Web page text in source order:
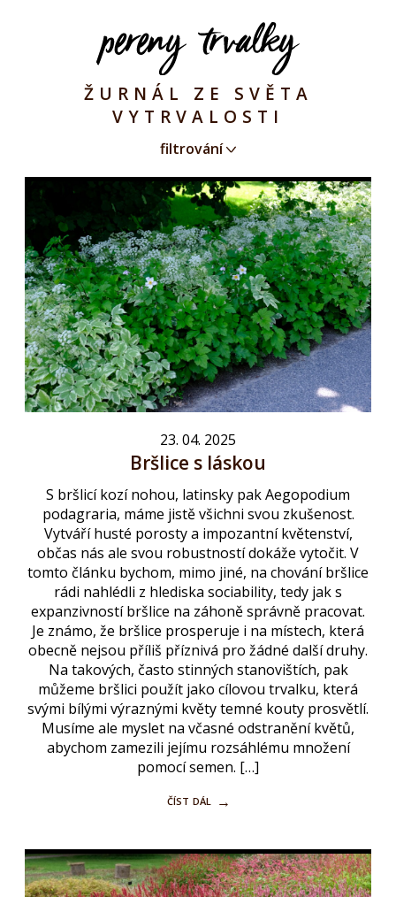
filtrování
ŽURNÁL ZE SVĚTA
VYTRVALOSTI
23. 04. 2025
Bršlice s láskou
S bršlicí kozí nohou, latinsky pak Aegopodium
podagraria, máme jistě všichni svou zkušenost.
Vytváří husté porosty a impozantní květenství,
občas nás ale svou robustností dokáže vytočit. V
tomto článku bychom, mimo jiné, na chování bršlice
rádi nahlédli z hlediska sociability, tedy jak s
expanzivností bršlice na záhoně správně pracovat.
Je známo, že bršlice prosperuje i na místech, která
obecně nejsou příliš příznivá pro žádné další druhy.
Na takových, často stinných stanovištích, pak
můžeme bršlici použít jako cílovou trvalku, která
svými bílými výraznými květy temné kouty prosvětlí.
Musíme ale myslet na včasné odstranění květů,
abychom zamezili jejímu rozsáhlému množení
pomocí semen. […]
číst dál